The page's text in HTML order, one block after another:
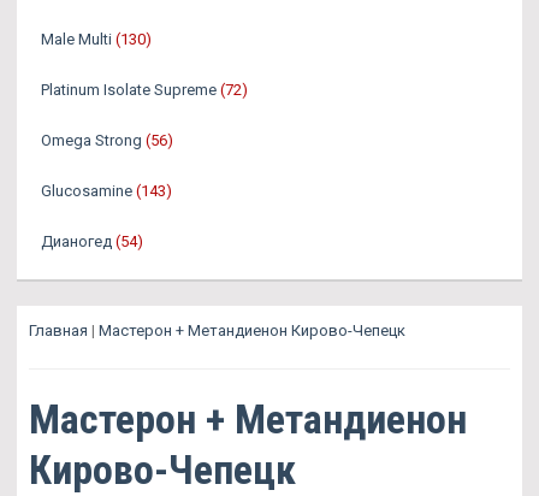
Male Multi (130)
Platinum Isolate Supreme (72)
Omega Strong (56)
Glucosamine (143)
Дианогед (54)
Главная | Мастерон + Метандиенон Кирово-Чепецк
Мастерон + Метандиенон
Кирово-Чепецк